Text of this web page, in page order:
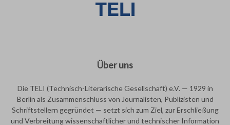
Über uns
Die TELI (Technisch-Literarische Gesellschaft) e.V. — 1929 in
Berlin als Zusammenschluss von Journalisten, Publizisten und
Schriftstellern gegründet — setzt sich zum Ziel, zur Erschließung
und Verbreitung wissenschaftlicher und technischer Information